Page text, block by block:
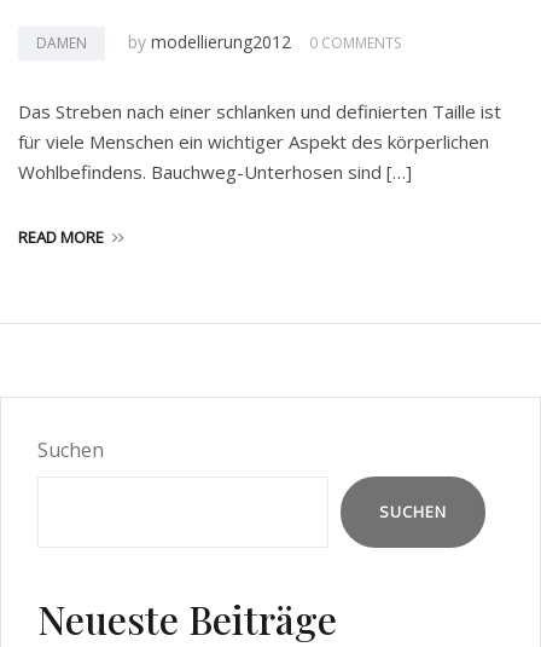
DAMEN by modellierung2012 0 COMMENTS
Das Streben nach einer schlanken und definierten Taille ist
für viele Menschen ein wichtiger Aspekt des körperlichen
Wohlbefindens. Bauchweg-Unterhosen sind […]
READ MORE
Suchen
SUCHEN
Neueste Beiträge